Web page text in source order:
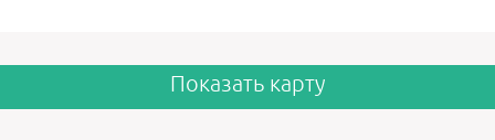
Показать карту